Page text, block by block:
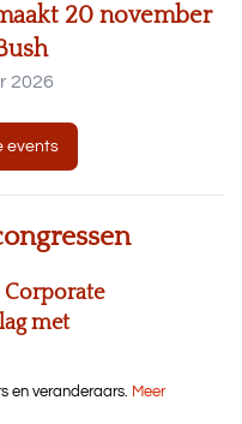
20 november
2026
events
Corporate
met
en veranderaars. Meer